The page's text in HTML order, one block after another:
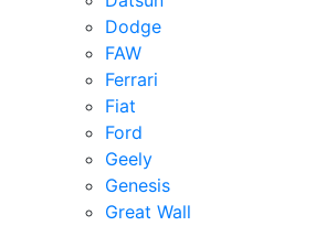
Dodge
FAW
Ferrari
Fiat
Ford
Geely
Genesis
Great Wall